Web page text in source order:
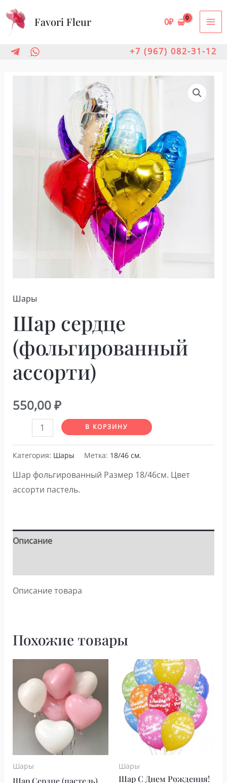
Перейти
содержимому
Favori Fleur 0₽
+7 (967) 082-31-12
Шары
Шар сердце
(фольгированный
ассорти)
550,00₽
Количество
товара
Шар
сердце
В КОРЗИНУ
Категория: Шары Метка: 18/46 см.
Шар фольгированный Размер 18/46см. Цвет
ассорти пастель.
Описание
Описание товара
Похожие товары
Шары
Шар Сердце (пастель)
Шары
Шар С Днем Рождения!